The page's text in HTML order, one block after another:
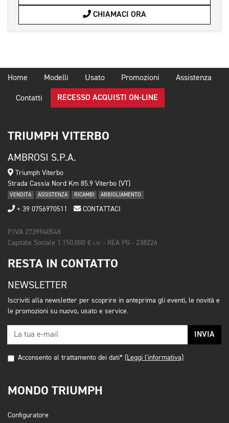
CHIAMACI ORA
Home Modelli Usato Promozioni Assistenza
Contatti RECESSO ACQUISTI ON-LINE
TRIUMPH VITERBO
AMBROSI S.P.A.
Triumph Viterbo
Strada Cassia Nord Km 85.9 Viterbo (VT)
VENDITA ASSISTENZA RICAMBI ABBIGLIAMENTO
+ 39 0756970511 CONTATTACI
P.IVA 2739940548
Capitale Sociale 1.150.000 € i.v. - REA PG - 238226
RESTA IN CONTATTO
NEWSLETTER
Iscriviti alla newsletter per scoprire in anteprima gli eventi, le novità e
le promozioni su nuovo, usato e service.
INVIA
Acconsento al trattamento dei dati* (Leggi l'informativa)
MONDO TRIUMPH
Configuratore